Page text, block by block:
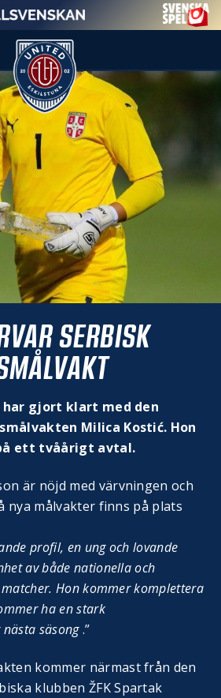
PARTNER
SERBISK
har gjort klart med den
Milica Kostić. Hon
ett tvåårigt avtal.
är nöjd med värvningen och
nya målvakter finns på plats
profil, en ung och lovande
av både nationella och
Hon kommer komplettera
ha en stark
säsong.”
kommer närmast från den
klubben ŽFK Spartak